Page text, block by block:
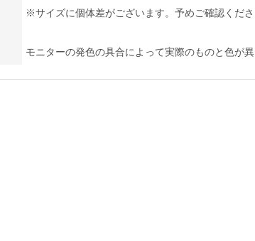
※サイズに個体差がございます。予めご確認くださ
モニターの発色の具合によって実際のものと色が異